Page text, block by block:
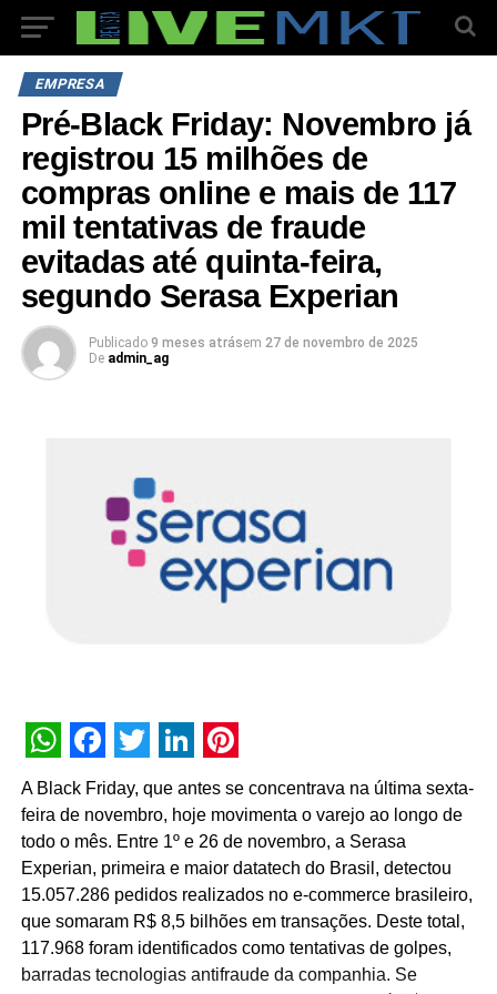
EMPRESA
Pré-Black Friday: Novembro já
registrou 15 milhões de
compras online e mais de 117
mil tentativas de fraude
evitadas até quinta-feira,
segundo Serasa Experian
Publicado 9 meses atrásem 27 de novembro de 2025
De admin_ag
WhatsApp
Facebook
Twitter
LinkedIn
Pinterest
A Black Friday, que antes se concentrava na última sexta-
feira de novembro, hoje movimenta o varejo ao longo de
todo o mês. Entre 1º e 26 de novembro, a Serasa
Experian, primeira e maior datatech do Brasil, detectou
15.057.286 pedidos realizados no e-commerce brasileiro,
que somaram R$ 8,5 bilhões em transações. Deste total,
117.968 foram identificados como tentativas de golpes,
barradas tecnologias antifraude da companhia. Se